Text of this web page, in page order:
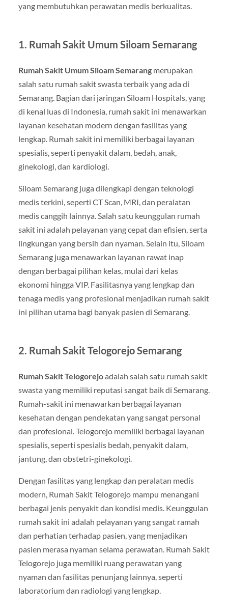
yang membutuhkan perawatan medis berkualitas.
1. Rumah Sakit Umum Siloam Semarang
Rumah Sakit Umum Siloam Semarangmerupakan
salah satu rumah sakit swasta terbaik yang ada di
Semarang. Bagian dari jaringan Siloam Hospitals, yang
di kenal luas di Indonesia, rumah sakit ini menawarkan
layanan kesehatan modern dengan fasilitas yang
lengkap. Rumah sakit ini memiliki berbagai layanan
spesialis, seperti penyakit dalam, bedah, anak,
ginekologi, dan kardiologi.
Siloam Semarang juga dilengkapi dengan teknologi
medis terkini, seperti CT Scan, MRI, dan peralatan
medis canggih lainnya. Salah satu keunggulan rumah
sakit ini adalah pelayanan yang cepat dan efisien, serta
lingkungan yang bersih dan nyaman. Selain itu, Siloam
Semarang juga menawarkan layanan rawat inap
dengan berbagai pilihan kelas, mulai dari kelas
ekonomi hingga VIP. Fasilitasnya yang lengkap dan
tenaga medis yang profesional menjadikan rumah sakit
ini pilihan utama bagi banyak pasien di Semarang.
2. Rumah Sakit Telogorejo Semarang
Rumah Sakit Telogorejoadalah salah satu rumah sakit
swasta yang memiliki reputasi sangat baik di Semarang.
Rumah-sakit ini menawarkan berbagai layanan
kesehatan dengan pendekatan yang sangat personal
dan profesional. Telogorejo memiliki berbagai layanan
spesialis, seperti spesialis bedah, penyakit dalam,
jantung, dan obstetri-ginekologi.
Dengan fasilitas yang lengkap dan peralatan medis
modern, Rumah Sakit Telogorejo mampu menangani
berbagai jenis penyakit dan kondisi medis. Keunggulan
rumah sakit ini adalah pelayanan yang sangat ramah
dan perhatian terhadap pasien, yang menjadikan
pasien merasa nyaman selama perawatan. Rumah Sakit
Telogorejo juga memiliki ruang perawatan yang
nyaman dan fasilitas penunjang lainnya, seperti
laboratorium dan radiologi yang lengkap.